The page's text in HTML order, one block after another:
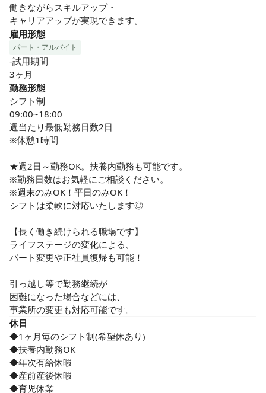
働きながらスキルアップ・
キャリアアップが実現できます。
雇用形態
パート・アルバイト
-試用期間
3ヶ月
勤務形態
シフト制
09:00~18:00
週当たり最低勤務日数2日
※休憩1時間
★週2日～勤務OK。扶養内勤務も可能です。
※勤務日数はお気軽にご相談ください。
※週末のみOK！平日のみOK！
シフトは柔軟に対応いたします◎
【長く働き続けられる職場です】
ライフステージの変化による、
パート変更や正社員復帰も可能！
引っ越し等で勤務継続が
困難になった場合などには、
事業所の変更も対応可能です。
休日
◆1ヶ月毎のシフト制(希望休あり)
◆扶養内勤務OK
◆年次有給休暇
◆産前産後休暇
◆育児休業